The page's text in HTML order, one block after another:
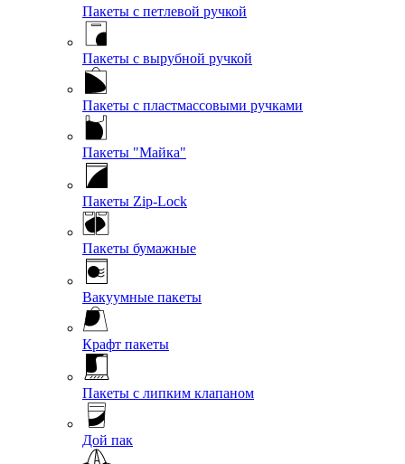
Пакеты с петлевой ручкой
Пакеты с вырубной ручкой
Пакеты с пластмассовыми ручками
Пакеты "Майка"
Пакеты Zip-Lock
Пакеты бумажные
Вакуумные пакеты
Крафт пакеты
Пакеты с липким клапаном
Дой пак